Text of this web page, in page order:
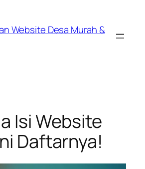
Website Desa Murah &
Isi Website
Daftarnya!